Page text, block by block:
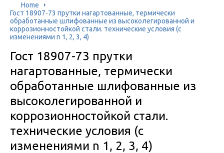
Home
Гост 18907-73 прутки нагартованные, термически
обработанные шлифованные из высоколегированной и
коррозионностойкой стали. технические условия (с
изменениями n 1, 2, 3, 4)
Гост 18907-73 прутки
нагартованные, термически
обработанные шлифованные из
высоколегированной и
коррозионностойкой стали.
технические условия (с
изменениями n 1, 2, 3, 4)